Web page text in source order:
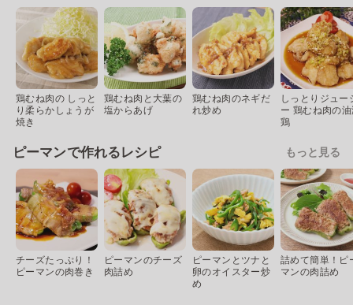
鶏むね肉の しっと
り柔らかしょうが
焼き
鶏むね肉と大葉の
塩からあげ
鶏むね肉のネギだ
れ炒め
しっとりジュー
ー 鶏むね肉の
鶏
ピーマンで作れるレシピ もっと見る
チーズたっぷり！
ピーマンの肉巻き
ピーマンのチーズ
肉詰め
ピーマンとツナと
卵のオイスター炒
め
詰めて簡単！ピ
マンの肉詰め